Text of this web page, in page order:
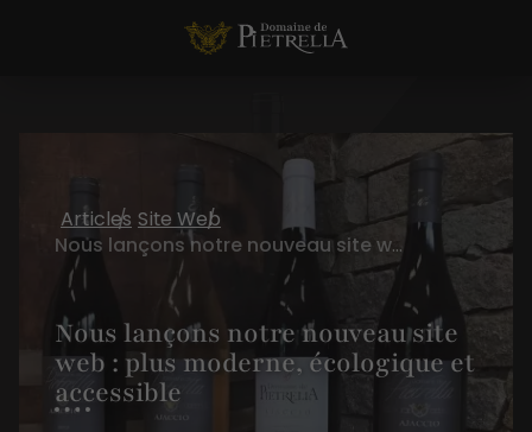
Articles Site Web
Nous lançons notre nouveau site web : plus moderne, écologique et accessible
Nous lançons notre nouveau site
web : plus moderne, écologique et
accessible